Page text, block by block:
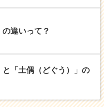
の違いって？
と「土偶（どぐう）」の